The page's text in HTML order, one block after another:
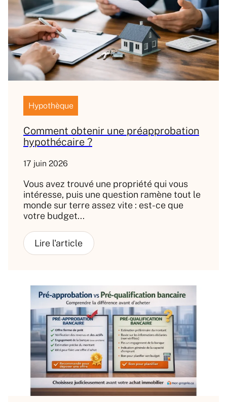
Hypothèque
Comment obtenir une préapprobation
hypothécaire ?
17 juin 2026
Vous avez trouvé une propriété qui vous
intéresse, puis une question ramène tout le
monde sur terre assez vite : est-ce que
votre budget...